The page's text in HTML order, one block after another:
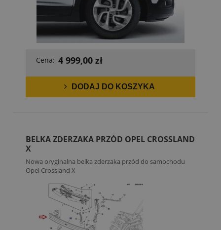
Cena: 4 999,00 zł
DODAJ DO KOSZYKA
BELKA ZDERZAKA PRZÓD OPEL CROSSLAND
X
Nowa oryginalna belka zderzaka przód do samochodu
Opel Crossland X